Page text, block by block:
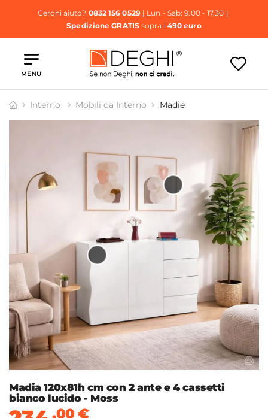
Cerchi aiuto? 0832 156 0529| Lun - Sab: 9.00 - 17.30 |
Spedizione GRATISsopra i 490 euro
MENU
Interno Mobili da Interno Madie
Madia 120x81h cm con 2 ante e 4 cassetti
bianco lucido - Moss
,00€